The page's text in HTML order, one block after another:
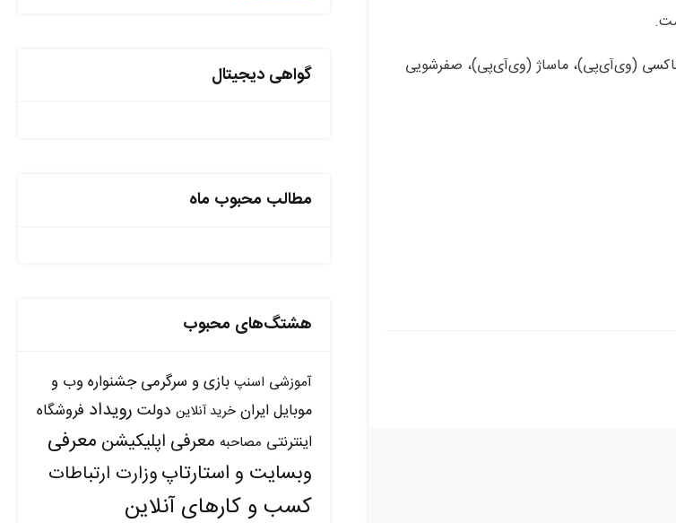
(وی‌آی‌پی)، ماساژ (وی‌آی‌پی)، صفرشویی
گواهی دیجیتال
مطالب محبوب ماه
هشتگ‌های محبوب
آموزشی اسنپ بازی و سرگرمی جشنواره وب و
موبایل ایران خرید آنلاین دولت رویداد فروشگاه
اینترنتی مصاحبه معرفی اپلیکیشن معرفی
وبسایت و استارتاپوزارت ارتباطات
کسب و کارهای آنلاین